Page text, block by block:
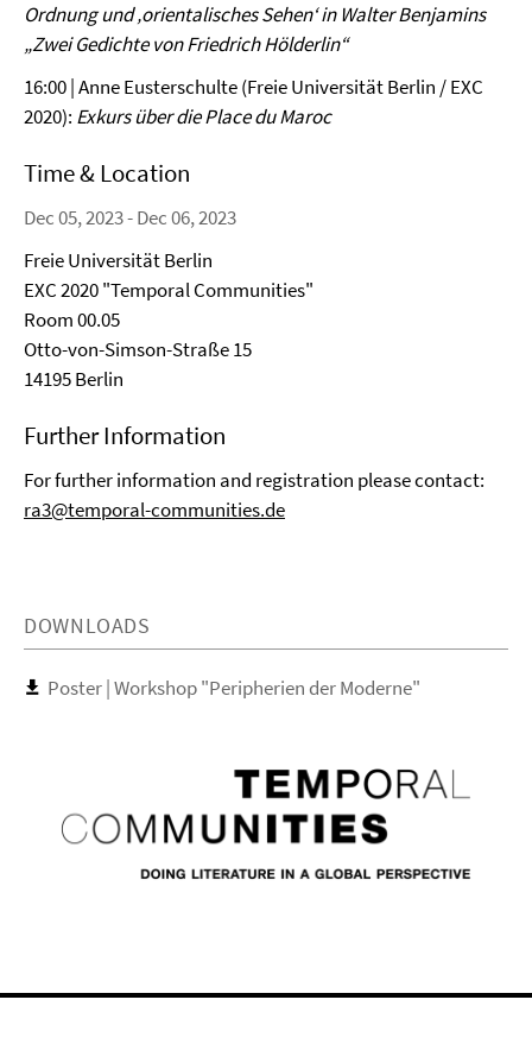
Ordnung und ‚orientalisches Sehen‘ in Walter Benjamins
„Zwei Gedichte von Friedrich Hölderlin“
16:00 | Anne Eusterschulte (Freie Universität Berlin / EXC
2020): Exkurs über die Place du Maroc
Time & Location
Dec 05, 2023 - Dec 06, 2023
Freie Universität Berlin
EXC 2020 "Temporal Communities"
Room 00.05
Otto-von-Simson-Straße 15
14195 Berlin
Further Information
For further information and registration please contact:
ra3@temporal-communities.de
DOWNLOADS
Poster | Workshop "Peripherien der Moderne"